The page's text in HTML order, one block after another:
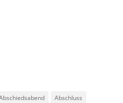
Abschluss